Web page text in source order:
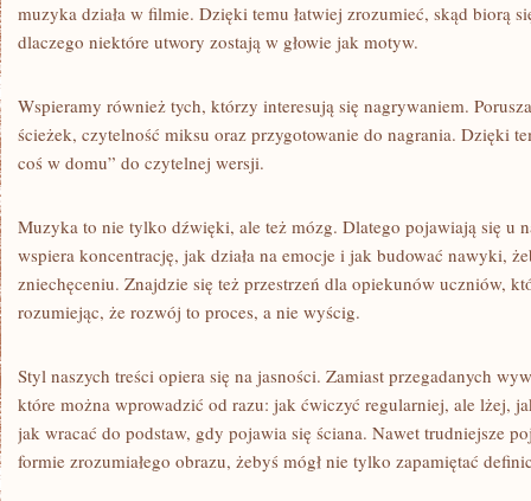
muzyka działa w filmie. Dzięki temu łatwiej zrozumieć, skąd biorą
dlaczego niektóre utwory zostają w głowie jak motyw.
Wspieramy również tych, którzy interesują się nagrywaniem.
ścieżek, czytelność miksu oraz przygotowanie do nagrania. Dzięki
coś w domu” do czytelnej wersji.
Muzyka to nie tylko dźwięki, ale też mózg. Dlatego pojawiają się u
wspiera koncentrację, jak działa na emocje i jak budować nawyki,
zniechęceniu. Znajdzie się też przestrzeń dla opiekunów uczniów,
rozumiejąc, że rozwój to proces, a nie wyścig.
Styl naszych treści opiera się na jasności. Zamiast przegadanych
które można wprowadzić od razu: jak ćwiczyć regularniej, ale lżej,
jak wracać do podstaw, gdy pojawia się ściana. Nawet trudniejsze
formie zrozumiałego obrazu, żebyś mógł nie tylko zapamiętać